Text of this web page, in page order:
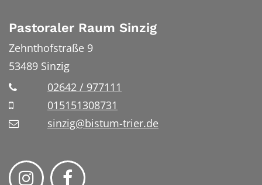
Pastoraler Raum Sinzig
Zehnthofstraße 9
53489 Sinzig
02642 / 977111
015151308731
sinzig@bistum-trier.de